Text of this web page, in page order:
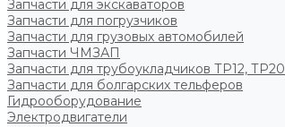
Запчасти для экскаваторов
Запчасти для погрузчиков
Запчасти для грузовых автомобилей
Запчасти ЧМЗАП
Запчасти для трубоукладчиков ТР12, ТР20
Запчасти для болгарских тельферов
Гидрооборудование
Электродвигатели